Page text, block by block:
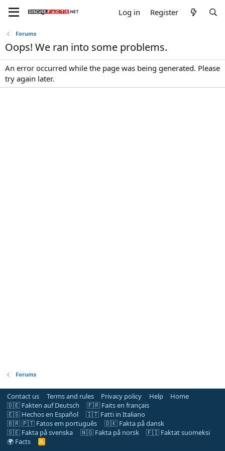
Log in Register
Forums
Oops! We ran into some problems.
An error occurred while the page was being generated. Please
try again later.
Forums
Contact us Terms and rules Privacy policy Help
Home
🇩🇪 Fakten auf Deutsch
🇫🇷 Faits en français
🇪🇸 Hechos en Español
🇮🇹 Fatti in Italiano
🇧🇷 🇵🇹 Fatos em português
🇩🇰 Fakta på dansk
🇸🇪 Fakta på svenska
🇳🇴 Fakta på norsk
🇫🇮 Faktat suomeksi
🌍 Facts
R